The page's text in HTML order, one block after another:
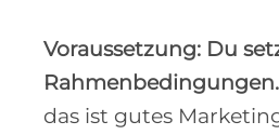
Voraussetzung: Du
Rahmenbedingungen.
das ist gutes